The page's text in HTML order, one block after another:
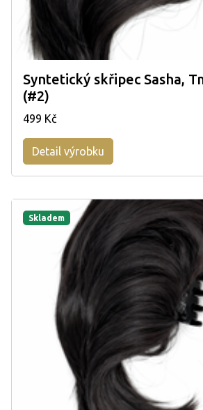
Syntetický skřipec Sasha,
(#2)
499 Kč
Detail výrobku
Skladem